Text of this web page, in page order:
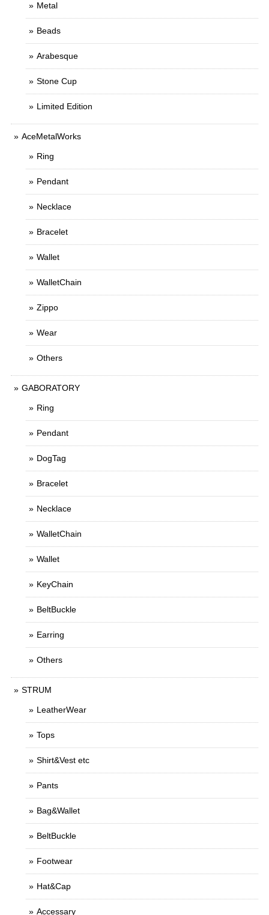
Metal
Beads
Arabesque
Stone Cup
Limited Edition
AceMetalWorks
Ring
Pendant
Necklace
Bracelet
Wallet
WalletChain
Zippo
Wear
Others
GABORATORY
Ring
Pendant
DogTag
Bracelet
Necklace
WalletChain
Wallet
KeyChain
BeltBuckle
Earring
Others
STRUM
LeatherWear
Tops
Shirt&Vest etc
Pants
Bag&Wallet
BeltBuckle
Footwear
Hat&Cap
Accessary